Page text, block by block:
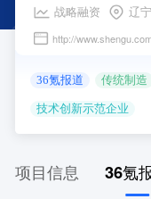
战略融资 辽
http://
36氪报道 传统制造
技术创新示范企业
项目信息 36氪